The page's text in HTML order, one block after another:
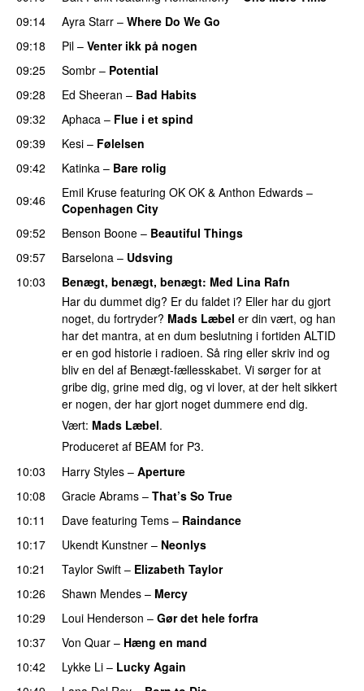
09:14
Ayra Starr – Where Do We Go
09:18 Pil – Venter ikk på nogen
09:25
Sombr – Potential
09:28 Ed Sheeran – Bad Habits
09:32
Aphaca – Flue i et spind
09:39
Kesi – Følelsen
09:42
Katinka – Bare rolig
09:46
Emil Kruse featuring OK OK & Anthon Edwards –
Copenhagen City
09:52
Benson Boone – Beautiful Things
09:57
Barselona – Udsving
10:03 Benægt, benægt, benægt: Med Lina Rafn
Har du dummet dig? Er du faldet i? Eller har du gjort
noget, du fortryder? Mads Læbel er din vært, og han
har det mantra, at en dum beslutning i fortiden ALTID
er en god historie i radioen. Så ring eller skriv ind og
bliv en del af Benægt-fællesskabet. Vi sørger for at
gribe dig, grine med dig, og vi lover, at der helt sikkert
er nogen, der har gjort noget dummere end dig.
Vært: Mads Læbel.
Produceret af BEAM for P3.
10:03
Harry Styles – Aperture
10:08 Gracie Abrams – That’s So True
10:11
Dave featuring Tems – Raindance
10:17
Ukendt Kunstner – Neonlys
10:21 Taylor Swift – Elizabeth Taylor
10:26
Shawn Mendes – Mercy
10:29
Loui Henderson – Gør det hele forfra
10:37
Von Quar – Hæng en mand
10:42
Lykke Li – Lucky Again